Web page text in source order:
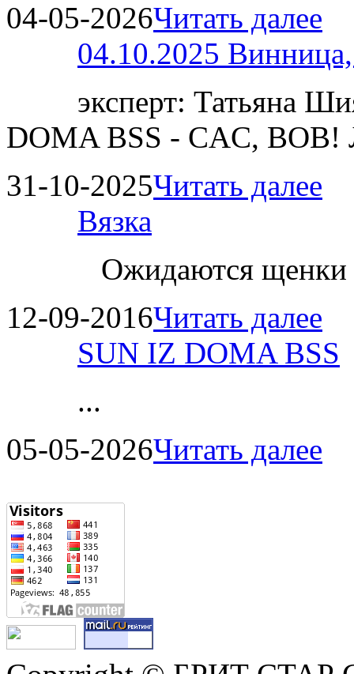
04-05-2026Читать далее
04.10.2025
эксперт: Татьяна
DOMA BSS - CAC,
31-10-2025Читать далее
Вязка
Ожидаются
12-09-2016Читать далее
SUN IZ DOMA BSS
...
05-05-2026Читать далее